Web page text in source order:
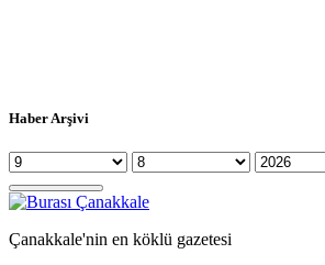
Haber Arşivi
Çanakkale'nin en köklü gazetesi